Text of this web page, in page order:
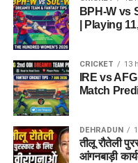
नैतिक जिम्मेदारी है।
कॉकरोच जनता
लोकतंत्र की जीत
धर्मेंद्र प्रधान ने अपने
सेवा करने का अवसर मिलने पर
इस जिम्मेदारी को निभाना उनके
BPH-W vs
| Playing
CRICKET 13
IRE vs
Match
DEHRADUN
तीलू रौतेली
आंगनबाड़ी